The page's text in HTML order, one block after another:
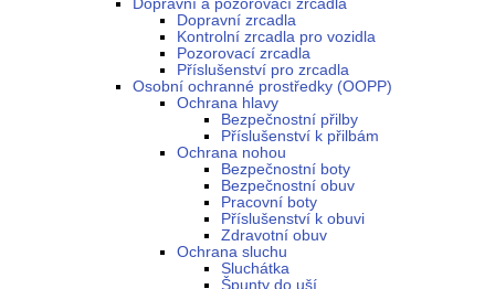
Dopravní a pozorovací zrcadla
Dopravní zrcadla
Kontrolní zrcadla pro vozidla
Pozorovací zrcadla
Příslušenství pro zrcadla
Osobní ochranné prostředky (OOPP)
Ochrana hlavy
Bezpečnostní přilby
Příslušenství k přilbám
Ochrana nohou
Bezpečnostní boty
Bezpečnostní obuv
Pracovní boty
Příslušenství k obuvi
Zdravotní obuv
Ochrana sluchu
Sluchátka
Špunty do uší